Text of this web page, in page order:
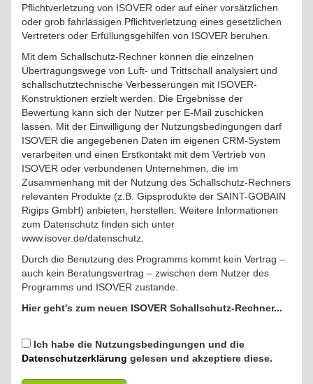
Pflichtverletzung von ISOVER oder auf einer vorsätzlichen
oder grob fahrlässigen Pflichtverletzung eines gesetzlichen
Vertreters oder Erfüllungsgehilfen von ISOVER beruhen.
Mit dem Schallschutz-Rechner können die einzelnen
Übertragungswege von Luft- und Trittschall analysiert und
schallschutztechnische Verbesserungen mit ISOVER-
Konstruktionen erzielt werden. Die Ergebnisse der
Bewertung kann sich der Nutzer per E-Mail zuschicken
lassen. Mit der Einwilligung der Nutzungsbedingungen darf
ISOVER die angegebenen Daten im eigenen CRM-System
verarbeiten und einen Erstkontakt mit dem Vertrieb von
ISOVER oder verbundenen Unternehmen, die im
Zusammenhang mit der Nutzung des Schallschutz-Rechners
relevanten Produkte (z.B. Gipsprodukte der SAINT-GOBAIN
Rigips GmbH) anbieten, herstellen. Weitere Informationen
zum Datenschutz finden sich unter
www.isover.de/datenschutz.
Durch die Benutzung des Programms kommt kein Vertrag –
auch kein Beratungsvertrag – zwischen dem Nutzer des
Programms und ISOVER zustande.
Hier geht's zum neuen ISOVER Schallschutz-Rechner...
Ich habe die Nutzungsbedingungen und die
Datenschutzerklärung gelesen und akzeptiere diese.